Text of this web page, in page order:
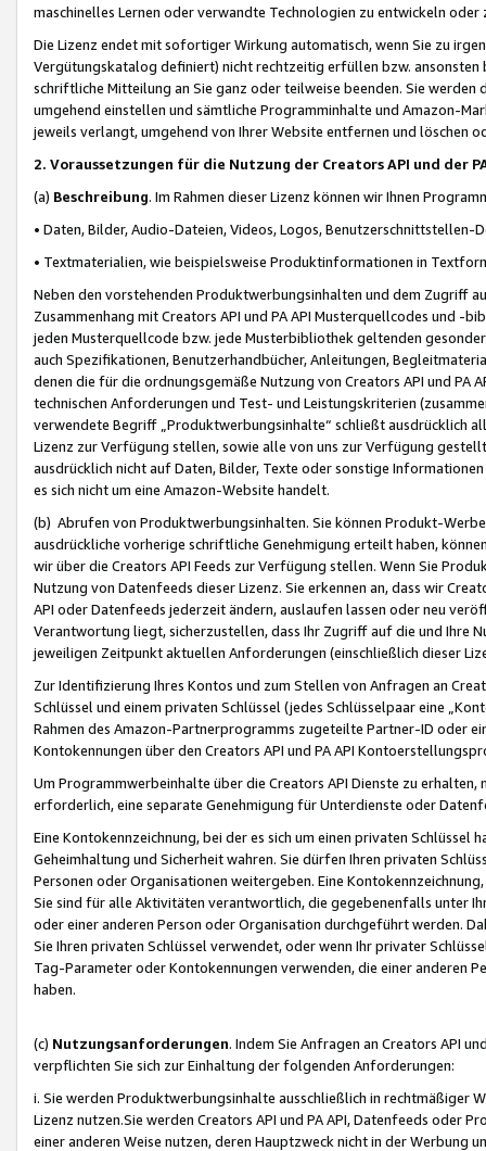
maschinelles Lernen oder verwandte Technologien zu entwickeln
Die Lizenz endet mit sofortiger Wirkung automatisch, wenn Sie zu
Vergütungskatalog definiert) nicht rechtzeitig erfüllen bzw. ansonsten
schriftliche Mitteilung an Sie ganz oder teilweise beenden. Sie werden
umgehend einstellen und sämtliche Programminhalte und Amazon-
jeweils verlangt, umgehend von Ihrer Website entfernen und löschen
2. Voraussetzungen für die Nutzung der Creators API und der
(a) Beschreibung. Im Rahmen dieser Lizenz können wir Ihnen
• Daten, Bilder, Audio-Dateien, Videos, Logos, Benutzerschnittstellen-
• Textmaterialien, wie beispielsweise Produktinformationen in
Neben den vorstehenden Produktwerbungsinhalten und dem Zugriff
Zusammenhang mit Creators API und PA API Musterquellcodes und
jeden Musterquellcode bzw. jede Musterbibliothek geltenden
auch Spezifikationen, Benutzerhandbücher, Anleitungen,
denen die für die ordnungsgemäße Nutzung von Creators API und PA
technischen Anforderungen und Test- und Leistungskriterien
verwendete Begriff „Produktwerbungsinhalte“ schließt ausdrücklich
Lizenz zur Verfügung stellen, sowie alle von uns zur Verfügung
ausdrücklich nicht auf Daten, Bilder, Texte oder sonstige
es sich nicht um eine Amazon-Website handelt.
(b) Abrufen von Produktwerbungsinhalten. Sie können Produkt-
ausdrückliche vorherige schriftliche Genehmigung erteilt haben,
wir über die Creators API Feeds zur Verfügung stellen. Wenn Sie
Nutzung von Datenfeeds dieser Lizenz. Sie erkennen an, dass wir
API oder Datenfeeds jederzeit ändern, auslaufen lassen oder neu
Verantwortung liegt, sicherzustellen, dass Ihr Zugriff auf die und Ihre
jeweiligen Zeitpunkt aktuellen Anforderungen (einschließlich dieser
Zur Identifizierung Ihres Kontos und zum Stellen von Anfragen an
Schlüssel und einem privaten Schlüssel (jedes Schlüsselpaar eine
Rahmen des Amazon-Partnerprogramms zugeteilte Partner-ID oder
Kontokennungen über den Creators API und PA API
Um Programmwerbeinhalte über die Creators API Dienste zu
erforderlich, eine separate Genehmigung für Unterdienste oder
Eine Kontokennzeichnung, bei der es sich um einen privaten
Geheimhaltung und Sicherheit wahren. Sie dürfen Ihren privaten
Personen oder Organisationen weitergeben. Eine
Sie sind für alle Aktivitäten verantwortlich, die gegebenenfalls unter
oder einer anderen Person oder Organisation durchgeführt werden.
Sie Ihren privaten Schlüssel verwendet, oder wenn Ihr privater
Tag-Parameter oder Kontokennungen verwenden, die einer anderen
haben.
(c) Nutzungsanforderungen. Indem Sie Anfragen an Creators API
verpflichten Sie sich zur Einhaltung der folgenden Anforderungen:
i. Sie werden Produktwerbungsinhalte ausschließlich in rechtmäßiger
Lizenz nutzen.Sie werden Creators API und PA API, Datenfeeds oder
einer anderen Weise nutzen, deren Hauptzweck nicht in der Werbung